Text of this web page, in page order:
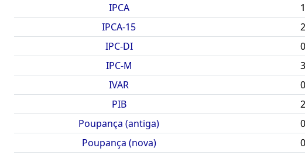
IPCA
IPCA-15
IPC-DI
IPC-M
IVAR
PIB
Poupança (antiga)
Poupança (nova)